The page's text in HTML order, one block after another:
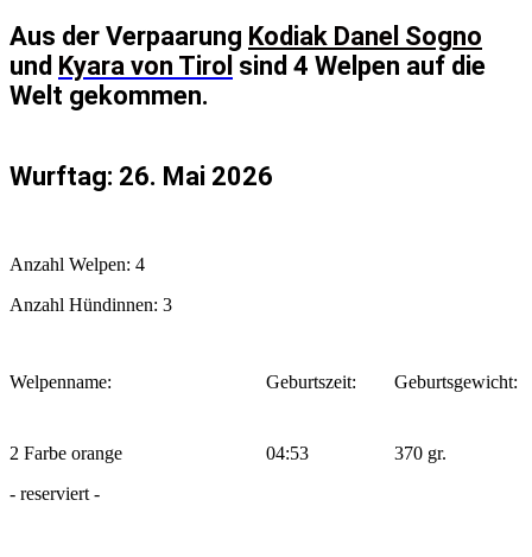
Aus der Verpaarung Kodiak Danel Sogno
und Kyara von Tirol sind 4 Welpen auf die
Welt gekommen.
Wurftag: 26. Mai 2026
Anzahl Welpen: 4
Anzahl Hündinnen: 3
Welpenname: Geburtszeit: Geburtsgewicht:
2 Farbe orange
- reserviert -
04:53 370 gr.